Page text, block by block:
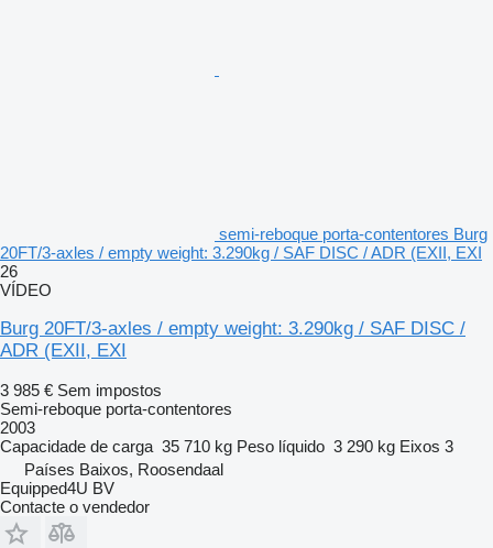
semi-reboque porta-contentores Burg
20FT/3-axles / empty weight: 3.290kg / SAF DISC / ADR (EXII, EXI
26
VÍDEO
Burg 20FT/3-axles / empty weight: 3.290kg / SAF DISC /
ADR (EXII, EXI
3 985 € Sem impostos
Semi-reboque porta-contentores
2003
Capacidade de carga 35 710 kg Peso líquido 3 290 kg Eixos 3
Países Baixos, Roosendaal
Equipped4U BV
Contacte o vendedor